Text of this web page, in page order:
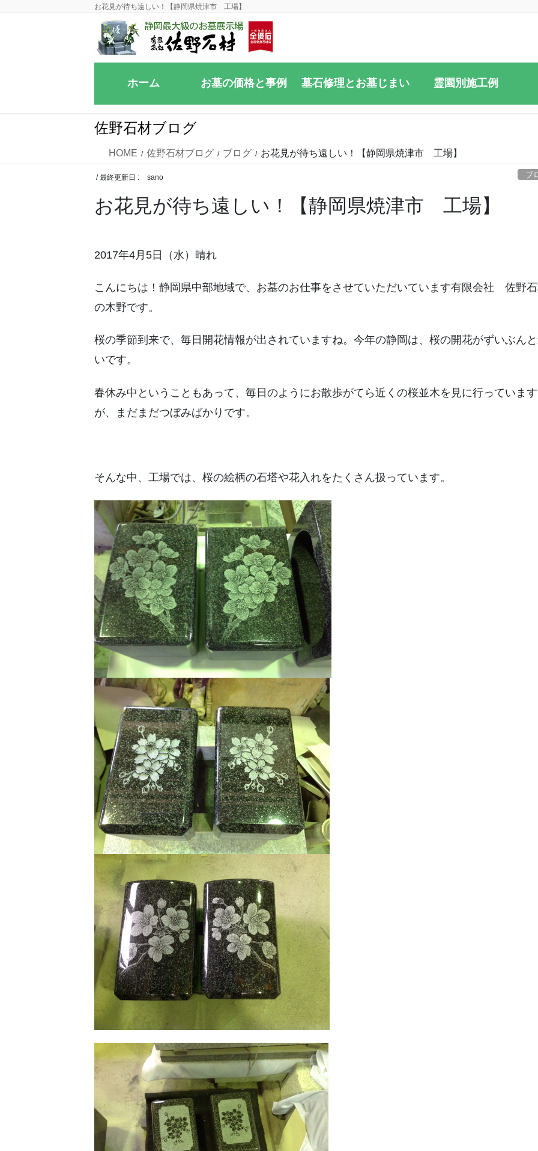
お花見が待ち遠しい！【静岡県焼津市 工場】
ホーム お墓の価格と事例 墓石修理とお墓じまい 霊園別施工例
佐野石材ブログ
HOME 佐野石材ブログ ブログ お花見が待ち遠しい！【静岡県焼津市 工場】
/ 最終更新日 : sano ブ
お花見が待ち遠しい！【静岡県焼津市 工場】
2017年4月5日（水）晴れ
こんにちは！静岡県中部地域で、お墓のお仕事をさせていただいています有限会社 佐野
の木野です。
桜の季節到来で、毎日開花情報が出されていますね。今年の静岡は、桜の開花がずいぶん
いです。
春休み中ということもあって、毎日のようにお散歩がてら近くの桜並木を見に行っています
が、まだまだつぼみばかりです。
そんな中、工場では、桜の絵柄の石塔や花入れをたくさん扱っています。